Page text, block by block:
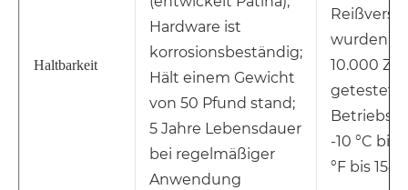
Haltbarkeit
Hardware ist
korrosionsbeständig;
Hält einem Gewicht
von 50 Pfund stand;
5 Jahre Lebensdauer
bei regelmäßiger
Anwendung
wurden
10.000
getestet;
-10 °C bis
°F bis 158